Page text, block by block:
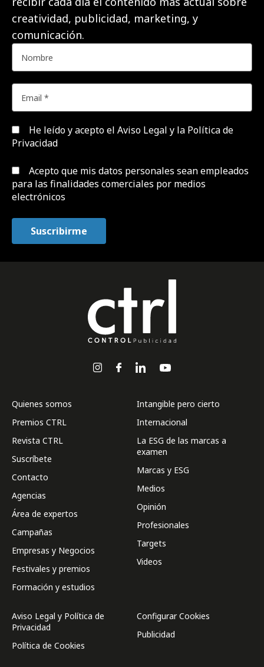
creatividad, publicidad, marketing, y
comunicación.
He leído y acepto el Aviso Legal y la Política de
Privacidad
Acepto que mis datos personales sean empleados
para las finalidades comerciales por medios
electrónicos
Quienes somos
Premios CTRL
Revista CTRL
Suscríbete
Contacto
Agencias
Área de expertos
Campañas
Empresas y Negocios
Festivales y premios
Formación y estudios
Intangible pero cierto
Internacional
La ESG de las marcas a
examen
Marcas y ESG
Medios
Opinión
Profesionales
Targets
Videos
Aviso Legal y Política de
Privacidad
Política de Cookies
Configurar Cookies
Publicidad